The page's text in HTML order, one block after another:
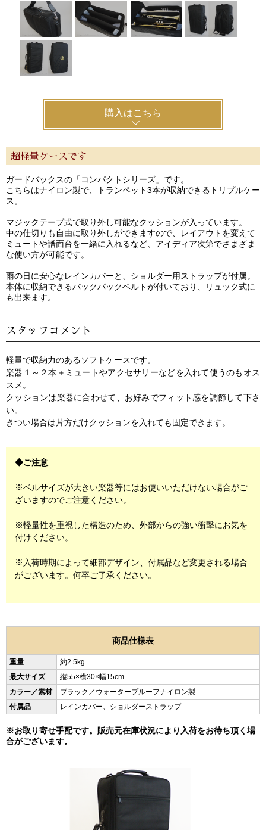
購入はこちら
超軽量ケースです
ガードバックスの「コンパクトシリーズ」です。
こちらはナイロン製で、トランペット3本が収納できるトリプルケー
ス。
マジックテープ式で取り外し可能なクッションが入っています。
中の仕切りも自由に取り外しができますので、レイアウトを変えて
ミュートや譜面台を一緒に入れるなど、アイディア次第でさまざま
な使い方が可能です。
雨の日に安心なレインカバーと、ショルダー用ストラップが付属。
本体に収納できるバックパックベルトが付いており、リュック式に
も出来ます。
スタッフコメント
軽量で収納力のあるソフトケースです。
楽器１～２本＋ミュートやアクセサリーなどを入れて使うのもオス
スメ。
クッションは楽器に合わせて、お好みでフィット感を調節して下さ
い。
きつい場合は片方だけクッションを入れても固定できます。
◆ご注意
※ベルサイズが大きい楽器等にはお使いいただけない場合がご
ざいますのでご注意ください。
※軽量性を重視した構造のため、外部からの強い衝撃にお気を
付けください。
※入荷時期によって細部デザイン、付属品など変更される場合
がございます。何卒ご了承ください。
商品仕様表
重量
約2.5kg
最大サイズ
縦55×横30×幅15cm
カラー／素材
ブラック／ウォータープルーフナイロン製
付属品
レインカバー、ショルダーストラップ
※お取り寄せ手配です。販売元在庫状況により入荷をお待ち頂く場
合がございます。